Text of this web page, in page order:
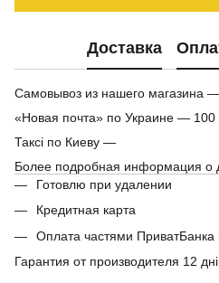
Доставка
Самовывоз из нашего магазина —
«Новая почта» по Украине — 100
Таксі по Киеву —
Более подробная информация о
Готовлю при удалении
Кредитная карта
Оплата частями ПриватБанка
Гарантия от производителя 12